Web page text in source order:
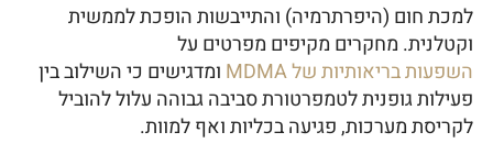
למכת חום (היפרתרמיה) והתייבשות הופכת לממשית
וקטלנית. מחקרים מקיפים מפרטים על
השפעות בריאותיות של MDMA
ומדגישים כי השילוב בין
פעילות גופנית לטמפרטורת סביבה גבוהה עלול להוביל
לקריסת מערכות, פגיעה בכליות ואף למוות.